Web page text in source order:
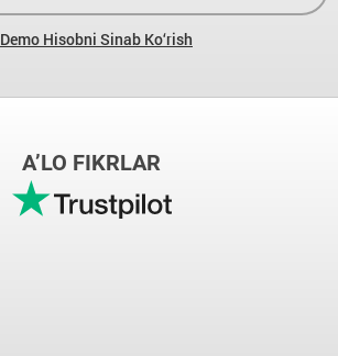
Demo Hisobni Sinab Ko‘rish
A’LO FIKRLAR